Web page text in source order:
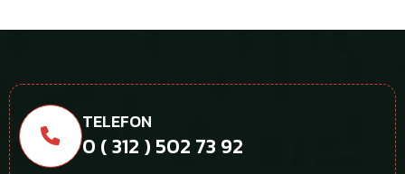
TELEFON
0 ( 312 ) 502 73 92